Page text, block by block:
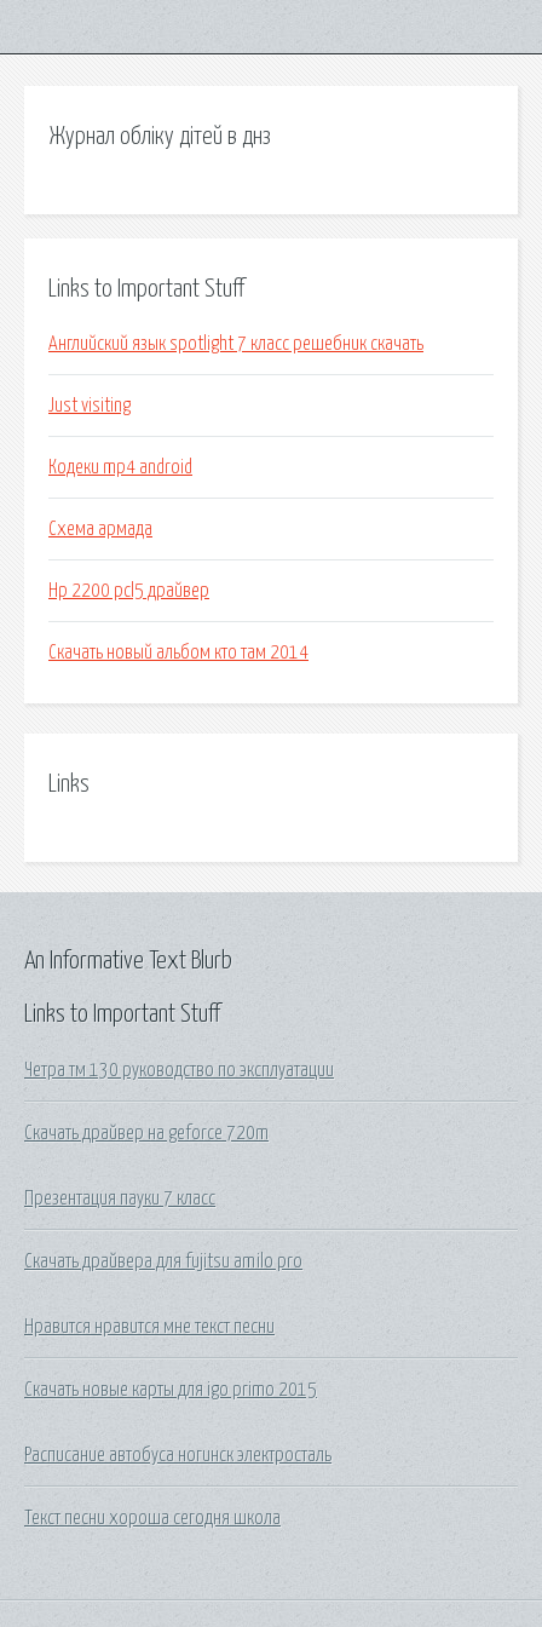
Журнал обліку дітей в днз
Links to Important Stuff
Английский язык spotlight 7 класс решебник скачать
Just visiting
Кодеки mp4 android
Схема армада
Hp 2200 pcl5 драйвер
Скачать новый альбом кто там 2014
Links
Links to Important Stuff
Четра тм 130 руководство по эксплуатации
Скачать драйвер на geforce 720m
Презентация пауки 7 класс
Скачать драйвера для fujitsu amilo pro
Нравится нравится мне текст песни
Скачать новые карты для igo primo 2015
Расписание автобуса ногинск электросталь
Текст песни хороша сегодня школа
An Informative Text Blurb